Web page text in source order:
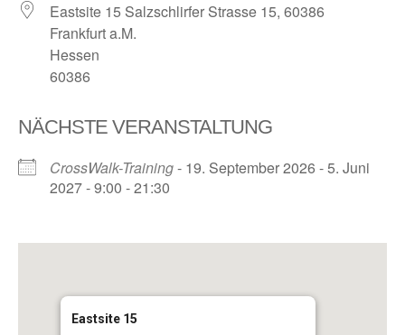
Eastsite 15 Salzschlirfer Strasse 15, 60386
Frankfurt a.M.
Hessen
60386
NÄCHSTE VERANSTALTUNG
CrossWalk-Training- 19. September 2026 - 5. Juni
2027 - 9:00 - 21:30
Eastsite 15